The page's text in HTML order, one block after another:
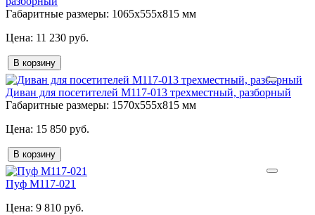
Габаритные размеры: 1065х555х815 мм
11 230 руб.
В корзину
Диван для посетителей М117-013 трехместный, разборный
Габаритные размеры: 1570х555х815 мм
15 850 руб.
В корзину
Пуф М117-021
9 810 руб.